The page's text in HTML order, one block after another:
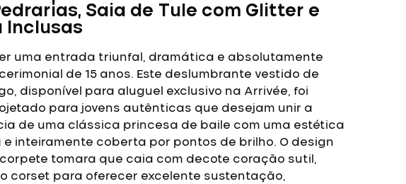
Saia de Tule com Glitter e
Inclusas
uma entrada triunfal, dramática e absolutamente
de 15 anos. Este deslumbrante vestido de
disponível para aluguel exclusivo na Arrivée, foi
para jovens autênticas que desejam unir a
de uma clássica princesa de baile com uma estética
e inteiramente coberta por pontos de brilho. O design
tomara que caia com decote coração sutil,
corset para oferecer excelente sustentação,